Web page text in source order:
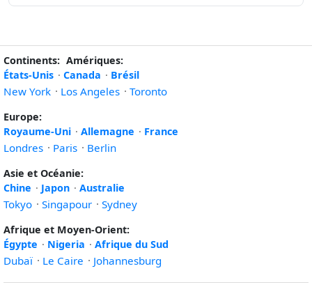
Continents: Amériques:
États-Unis · Canada · Brésil
New York · Los Angeles · Toronto
Europe:
Royaume-Uni · Allemagne · France
Londres · Paris · Berlin
Asie et Océanie:
Chine · Japon · Australie
Tokyo · Singapour · Sydney
Afrique et Moyen-Orient:
Égypte · Nigeria · Afrique du Sud
Dubaï · Le Caire · Johannesburg